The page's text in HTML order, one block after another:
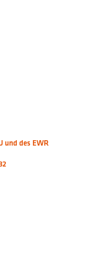
und des EWR